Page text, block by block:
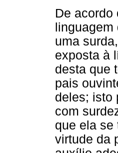
De acordo
uma
exposta à
desta que
pais
deles; isto
com
que ela se
virtude da